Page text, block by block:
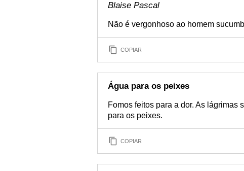
Blaise Pascal
Não é vergonhoso ao homem
COPIAR
Água para os peixes
Fomos feitos para a dor. As lágrimas
para os peixes.
COPIAR